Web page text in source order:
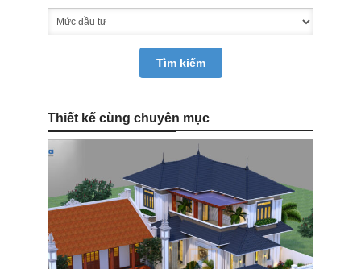
Thiết kế cùng chuyên mục